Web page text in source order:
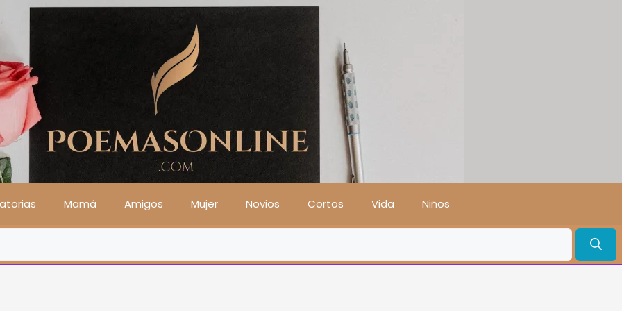
Mamá Amigos Mujer Novios Cortos Vida Niños